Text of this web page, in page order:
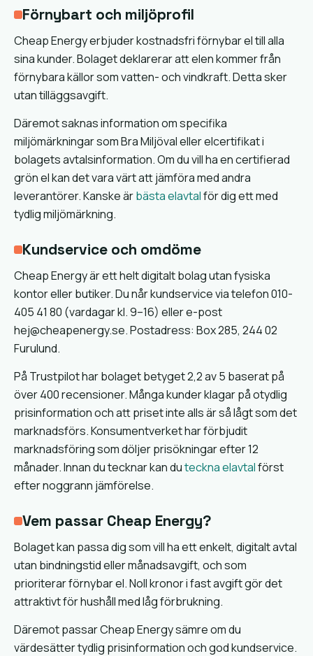
Förnybart och miljöprofil
Cheap Energy erbjuder kostnadsfri förnybar el till alla
sina kunder. Bolaget deklarerar att elen kommer från
förnybara källor som vatten- och vindkraft. Detta sker
utan tilläggsavgift.
Däremot saknas information om specifika
miljömärkningar som Bra Miljöval eller elcertifikat i
bolagets avtalsinformation. Om du vill ha en certifierad
grön el kan det vara värt att jämföra med andra
leverantörer. Kanske ärbästa elavtalför dig ett med
tydlig miljömärkning.
Kundservice och omdöme
Cheap Energy är ett helt digitalt bolag utan fysiska
kontor eller butiker. Du når kundservice via telefon 010-
405 41 80 (vardagar kl. 9–16) eller e-post
hej@cheapenergy.se. Postadress: Box 285, 244 02
Furulund.
På Trustpilot har bolaget betyget 2,2 av 5 baserat på
över 400 recensioner. Många kunder klagar på otydlig
prisinformation och att priset inte alls är så lågt som det
marknadsförs. Konsumentverket har förbjudit
marknadsföring som döljer prisökningar efter 12
månader. Innan du tecknar kan duteckna elavtalförst
efter noggrann jämförelse.
Vem passar Cheap Energy?
Bolaget kan passa dig som vill ha ett enkelt, digitalt avtal
utan bindningstid eller månadsavgift, och som
prioriterar förnybar el. Noll kronor i fast avgift gör det
attraktivt för hushåll med låg förbrukning.
Däremot passar Cheap Energy sämre om du
värdesätter tydlig prisinformation och god kundservice.